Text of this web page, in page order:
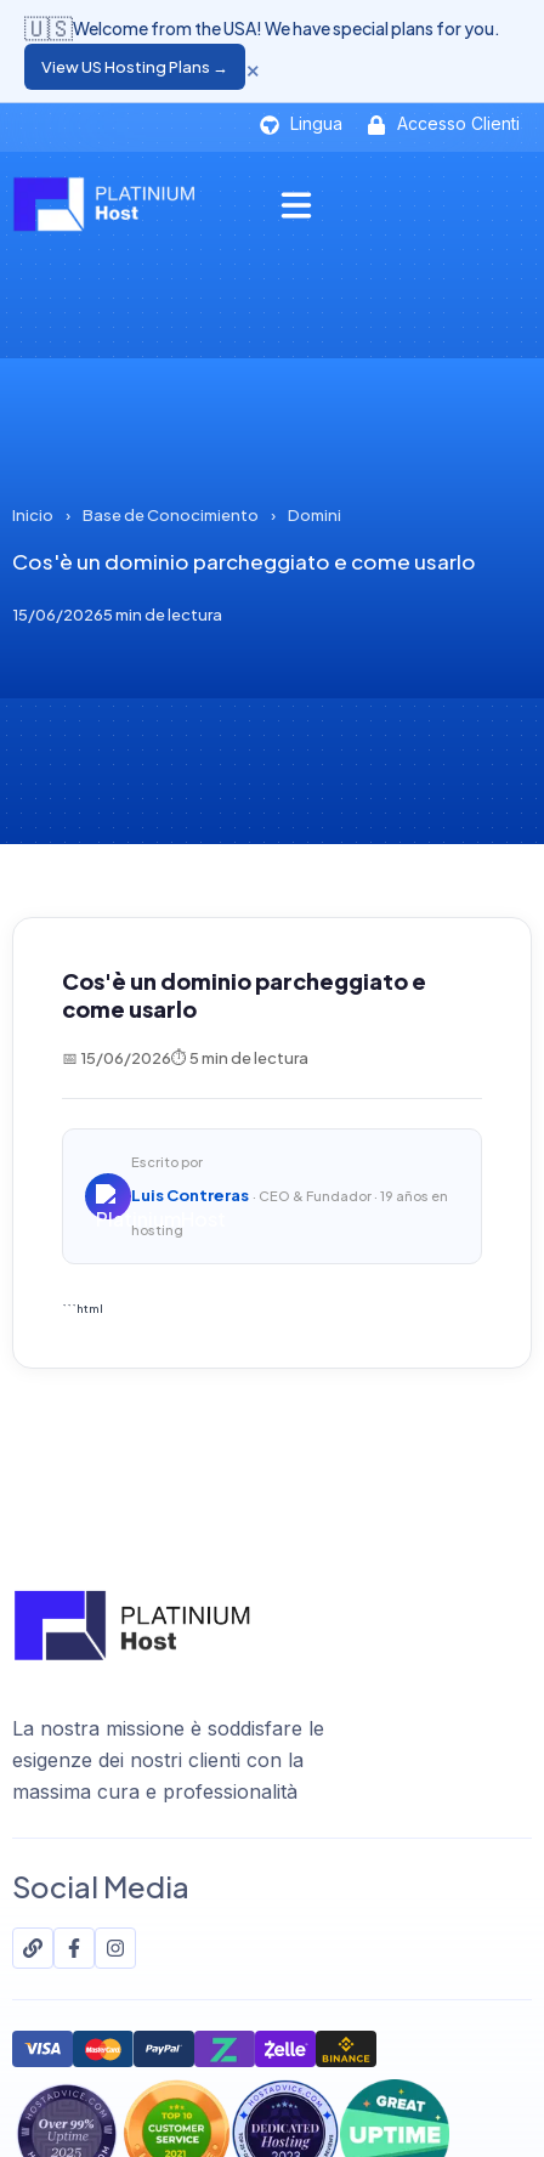
Lingua Accesso Clienti
🇺🇸Welcome from the USA! We have special plans for you.
View US Hosting Plans → ×
Inicio › Base de Conocimiento › Domini
Cos'è un dominio parcheggiato e come usarlo
15/06/20265 min de lectura
Cos'è un dominio parcheggiato e
come usarlo
📅 15/06/2026⏱ 5 min de lectura
Escrito por
Luis Contreras · CEO & Fundador · 19 años en
hosting
```html
La nostra missione è soddisfare le
esigenze dei nostri clienti con la
massima cura e professionalità
Social Media